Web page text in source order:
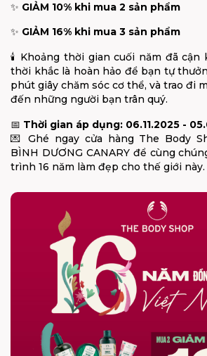
✨ GIẢM 10% khi mua 2 sản phẩm
✨ GIẢM 16% khi mua 3 sản phẩm
🕯️ Khoảng thời gian cuối năm đã cận
thời khắc là hoàn hảo để bạn tự
phút giây chăm sóc cơ thể, và trao đi
đến những người bạn trân quý.
📅 Thời gian áp dụng: 06.11.2025 -
💌 Ghé ngay cửa hàng The Body
BÌNH DƯƠNG CANARY để cùng
trình 16 năm làm đẹp cho thế giới này.